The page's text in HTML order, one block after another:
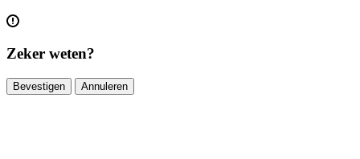
Zeker weten?
Bevestigen Annuleren